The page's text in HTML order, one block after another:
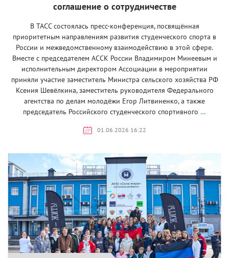
соглашение о сотрудничестве
В ТАСС состоялась пресс-конференция, посвящённая
приоритетным направлениям развития студенческого спорта в
России и межведомственному взаимодействию в этой сфере.
Вместе с председателем АССК России Владимиром Минеевым и
исполнительным директором Ассоциации в мероприятии
приняли участие заместитель Министра сельского хозяйства РФ
Ксения Шевёлкина, заместитель руководителя Федерального
агентства по делам молодёжи Егор Литвиненко, а также
председатель Российского студенческого спортивного …
01.06.2026 16:22